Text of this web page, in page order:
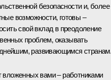
безопасности и, более
возможности, готовы –
свой вклад в преодоление
проблем, оказывать
развивающимся
вложенных вами – работниками